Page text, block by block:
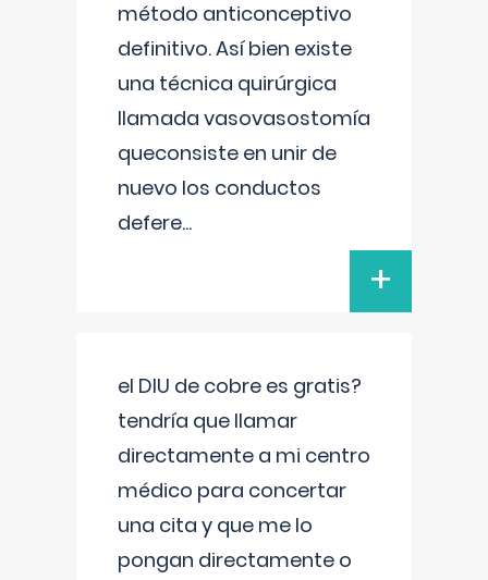
método anticonceptivo
definitivo. Así bien existe
una técnica quirúrgica
llamada vasovasostomía
queconsiste en unir de
nuevo los conductos
defere...
+
el DIU de cobre es gratis?
tendría que llamar
directamente a mi centro
médico para concertar
una cita y que me lo
pongan directamente o